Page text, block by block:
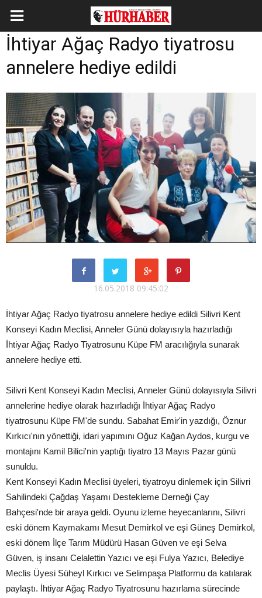
İhtiyar Ağaç Radyo tiyatrosu
annelere hediye edildi
16.05.2018 09:45:02
İhtiyar Ağaç Radyo tiyatrosu annelere hediye edildi Silivri Kent
Konseyi Kadın Meclisi, Anneler Günü dolayısıyla hazırladığı
İhtiyar Ağaç Radyo Tiyatrosunu Küpe FM aracılığıyla sunarak
annelere hediye etti.
Silivri Kent Konseyi Kadın Meclisi, Anneler Günü dolayısıyla Silivri
annelerine hediye olarak hazırladığı İhtiyar Ağaç Radyo
tiyatrosunu Küpe FM'de sundu. Sabahat Emir'in yazdığı, Öznur
Kırkıcı'nın yönettiği, idari yapımını Oğuz Kağan Aydos, kurgu ve
montajını Kamil Bilici'nin yaptığı tiyatro 13 Mayıs Pazar günü
sunuldu.
Kent Konseyi Kadın Meclisi üyeleri, tiyatroyu dinlemek için Silivri
Sahilindeki Çağdaş Yaşamı Destekleme Derneği Çay
Bahçesi'nde bir araya geldi. Oyunu izleme heyecanlarını, Silivri
eski dönem Kaymakamı Mesut Demirkol ve eşi Güneş Demirkol,
eski dönem İlçe Tarım Müdürü Hasan Güven ve eşi Selva
Güven, iş insanı Celalettin Yazıcı ve eşi Fulya Yazıcı, Belediye
Meclis Üyesi Süheyl Kırkıcı ve Selimpaşa Platformu da katılarak
paylaştı. İhtiyar Ağaç Radyo Tiyatrosunu hazırlama sürecinde